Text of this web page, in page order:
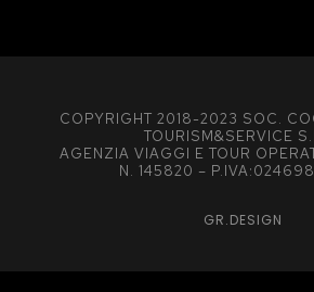
COPYRIGHT 2018-2023 SOC.
TOURISM&SERVICE
AGENZIA VIAGGI E TOUR
N. 145820 –
GR.DESIGN